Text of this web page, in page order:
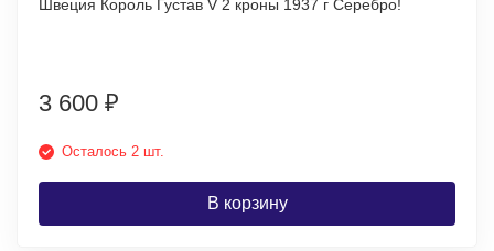
Швеция Король Густав V 2 кроны 1937 г Серебро!
3 600 ₽
Осталось 2 шт.
В корзину